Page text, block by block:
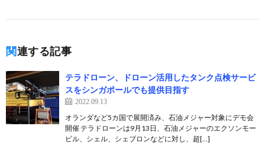
関連する記事
テラドローン、ドローン活用したタンク点検サービ
スをシンガポールでも提供目指す
2022.09.13
オランダなど5カ国で展開済み、石油メジャー対象にデモ会
開催 テラドローンは9月13日、石油メジャーのエクソンモー
ビル、シェル、シェブロンなどに対し、超[…]